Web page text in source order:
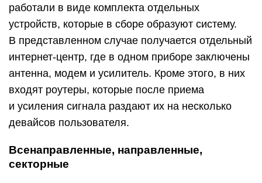
работали в виде комплекта отдельных
устройств, которые в сборе образуют систему.
В представленном случае получается отдельный
интернет-центр, где в одном приборе заключены
антенна, модем и усилитель. Кроме этого, в них
входят роутеры, которые после приема
и усиления сигнала раздают их на несколько
девайсов пользователя.
Всенаправленные, направленные,
секторные